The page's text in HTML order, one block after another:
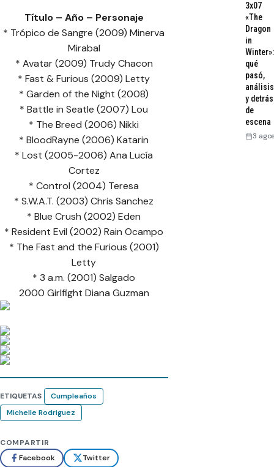
Título – Año – Personaje
* Trópico de Sangre (2009) Minerva
Mirabal
* Avatar (2009) Trudy Chacon
* Fast & Furious (2009) Letty
* Garden of the Night (2008)
* Battle in Seatle (2007) Lou
* The Breed (2006) Nikki
* BloodRayne (2006) Katarin
* Lost (2005-2006) Ana Lucía
Cortez
* Control (2004) Teresa
* S.W.A.T. (2003) Chris Sanchez
* Blue Crush (2002) Eden
* Resident Evil (2002) Rain Ocampo
* The Fast and the Furious (2001)
Letty
* 3 a.m. (2001) Salgado
2000 Girlfight Diana Guzman
ETIQUETAS
Cumpleaños
Michelle Rodriguez
COMPARTIR
Facebook
Twitter
3x07
«The
Dragon
in
Winter»:
qué
pasó,
análisis
y detrás
de
escena
3